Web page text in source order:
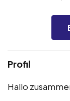
Profil
Hallo